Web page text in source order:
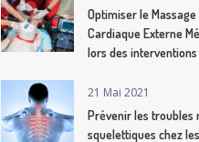
Optimiser le Massage
Cardiaque Externe
lors des interventions
21 Mai 2021
Prévenir les troubles
squelettiques chez les